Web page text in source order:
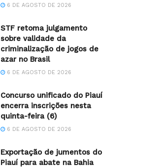
6 DE AGOSTO DE 2026
STF retoma julgamento
sobre validade da
criminalização de jogos de
azar no Brasil
6 DE AGOSTO DE 2026
Concurso unificado do Piauí
encerra inscrições nesta
quinta-feira (6)
6 DE AGOSTO DE 2026
Exportação de jumentos do
Piauí para abate na Bahia